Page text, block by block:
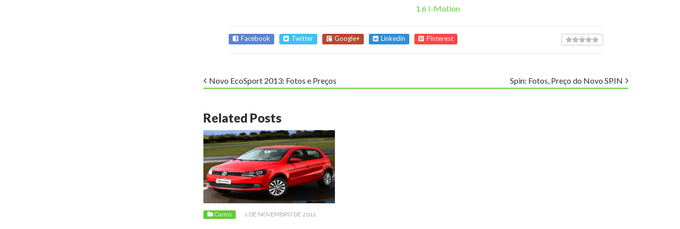
1.6 I-Motion
Facebook Twitter Google+ Linkedin Pinterest
Novo EcoSport 2013: Fotos e Preços Spin: Fotos, Preço do Novo SPIN
Related Posts
Carros 1 DE NOVEMBRO DE 2012